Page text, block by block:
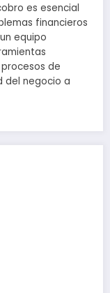
es esencial
financieros
equipo
de
del negocio a